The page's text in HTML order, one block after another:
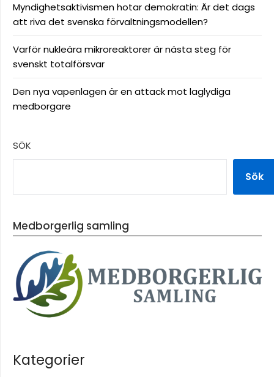
Myndighetsaktivismen hotar demokratin: Är det dags
att riva det svenska förvaltningsmodellen?
Varför nukleära mikroreaktorer är nästa steg för
svenskt totalförsvar
Den nya vapenlagen är en attack mot laglydiga
medborgare
SÖK
Sök
Medborgerlig samling
Kategorier